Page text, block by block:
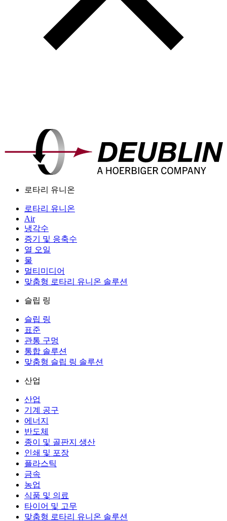
로타리 유니온
로타리 유니온
Air
냉각수
증기 및 응축수
열 오일
물
멀티미디어
맞춤형 로타리 유니온 솔루션
슬립 링
슬립 링
표준
관통 구멍
통합 솔루션
맞춤형 슬립 링 솔루션
산업
산업
기계 공구
에너지
반도체
종이 및 골판지 생산
인쇄 및 포장
플라스틱
금속
농업
식품 및 의료
타이어 및 고무
맞춤형 로타리 유니온 솔루션